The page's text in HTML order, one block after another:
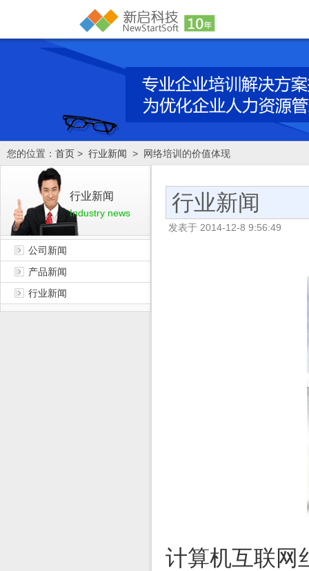
您的位置： 首页 > 行业新闻 > 网络培训的价值体现
行业新闻
Industry news
公司新闻
产品新闻
行业新闻
行业新闻
发表于 2014-12-8 9:56:49
计算机互联网